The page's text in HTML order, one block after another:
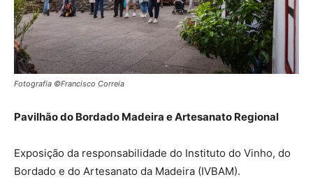
Fotografia ©Francisco Correia
Pavilhão do Bordado Madeira e Artesanato Regional
Exposição da responsabilidade do Instituto do Vinho, do
Bordado e do Artesanato da Madeira (IVBAM).